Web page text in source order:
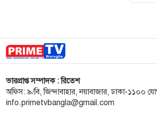
ভারপ্রাপ্ত সম্পাদক : রিতেশ
অফিস: ৯/বি, জিন্দাবাহার, নয়াবাজার, ঢাকা-
info.primetvbangla@gmail.com